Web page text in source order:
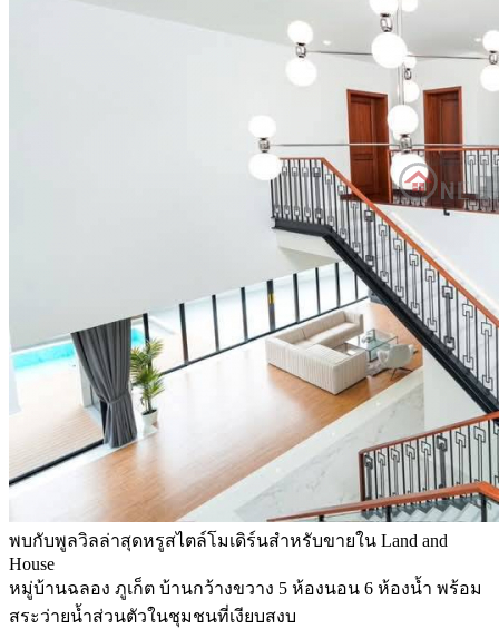
พบกับพูลวิลล่าสุดหรูสไตล์โมเดิร์นสำหรับขายใน Land and
House
หมู่บ้านฉลอง ภูเก็ต บ้านกว้างขวาง 5 ห้องนอน 6 ห้องน้ำ พร้อม
สระว่ายน้ำส่วนตัวในชุมชนที่เงียบสงบ